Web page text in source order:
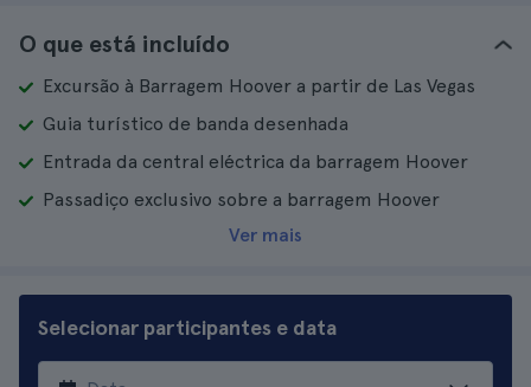
O que está incluído
Excursão à Barragem Hoover a partir de Las Vegas
Guia turístico de banda desenhada
Entrada da central eléctrica da barragem Hoover
Passadiço exclusivo sobre a barragem Hoover
Ver mais
Selecionar participantes e data